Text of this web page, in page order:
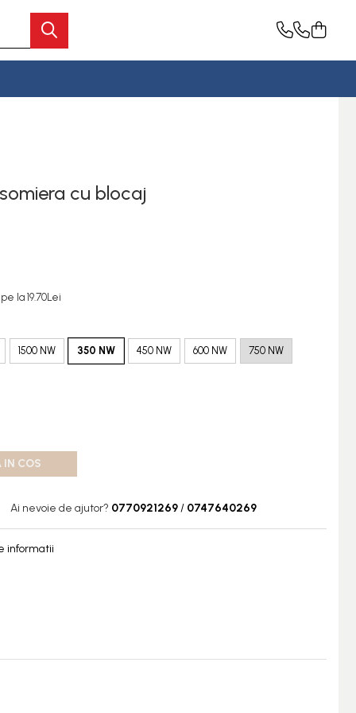
cu blocaj
la 19.70Lei
1500 NW 350 NW 450 NW 600 NW 750 NW
IN COS
Ai nevoie de ajutor? 0770921269/ 0747640269
informatii